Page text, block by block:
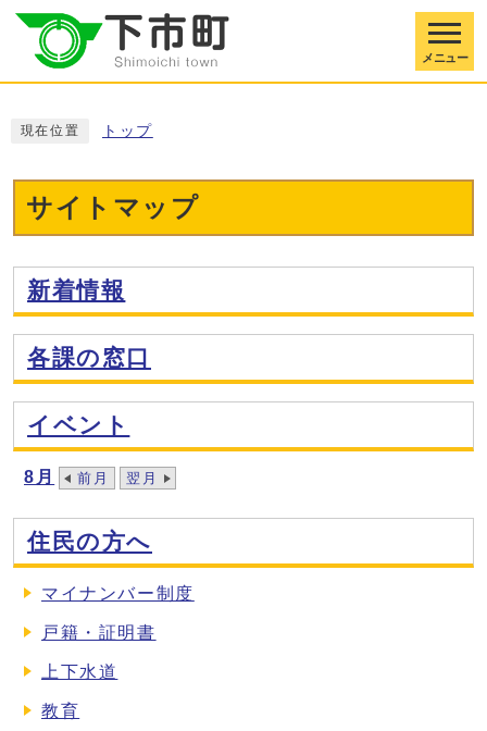
メニュー
現在位置 トップ
サイトマップ
新着情報
各課の窓口
イベント
8月 前月 翌月
住民の方へ
マイナンバー制度
戸籍・証明書
上下水道
教育